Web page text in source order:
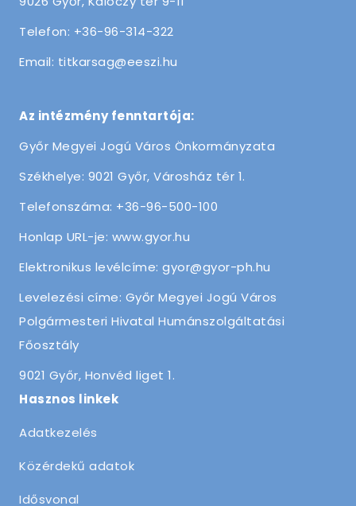
Telefon: +36-96-314-322
Email: titkarsag@eeszi.hu
Az intézmény fenntartója:
Győr Megyei Jogú Város Önkormányzata
Székhelye: 9021 Győr, Városház tér 1.
Telefonszáma: +36-96-500-100
Honlap URL-je: www.gyor.hu
Elektronikus levélcíme: gyor@gyor-ph.hu
Levelezési címe: Győr Megyei Jogú Város
Polgármesteri Hivatal Humánszolgáltatási
Főosztály
9021 Győr, Honvéd liget 1.
Hasznos linkek
Adatkezelés
Közérdekű adatok
Idősvonal